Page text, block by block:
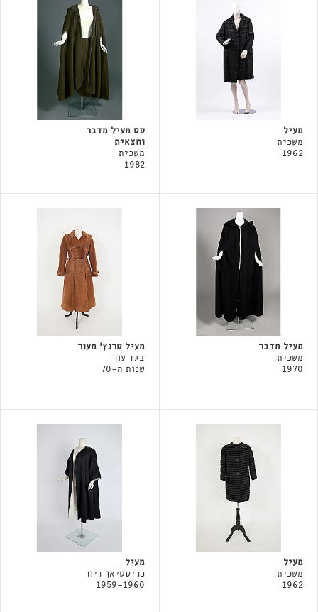
מעיל
משכית
1962
סט מעיל מדבר
וחצאית
משכית
1982
מעיל מדבר
משכית
1970
מעיל טרנץ׳ מעור
בגד עור
שנות ה-70
מעיל
משכית
1962
מעיל
כריסטיאן דיור
1959-1960